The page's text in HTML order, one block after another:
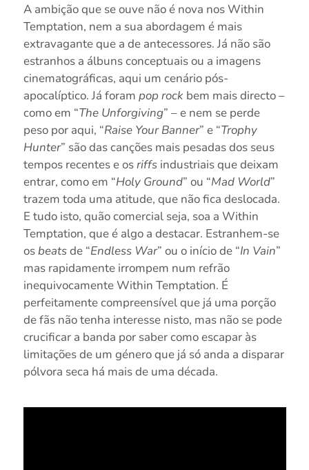
A ambição que se ouve não é nova nos Within
Temptation, nem a sua abordagem é mais
extravagante que a de antecessores. Já não são
estranhos a álbuns conceptuais ou a imagens
cinematográficas, aqui um cenário pós-
apocalíptico. Já foram pop rock bem mais directo –
como em “The Unforgiving” – e nem se perde
peso por aqui, “Raise Your Banner” e “Trophy
Hunter” são das canções mais pesadas dos seus
tempos recentes e osriffsindustriais que deixam
entrar, como em “Holy Ground” ou “Mad World”
trazem toda uma atitude, que não fica deslocada.
E tudo isto, quão comercial seja, soa a Within
Temptation, que é algo a destacar. Estranhem-se
osbeatsde “Endless War” ou o início de “In Vain”
mas rapidamente irrompem num refrão
inequivocamente Within Temptation. É
perfeitamente compreensível que já uma porção
de fãs não tenha interesse nisto, mas não se pode
crucificar a banda por saber como escapar às
limitações de um género que já só anda a disparar
pólvora seca há mais de uma década.